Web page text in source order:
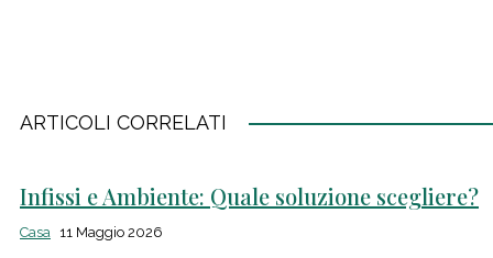
ARTICOLI CORRELATI
Infissi e Ambiente: Quale soluzione scegliere?
Casa 11 Maggio 2026